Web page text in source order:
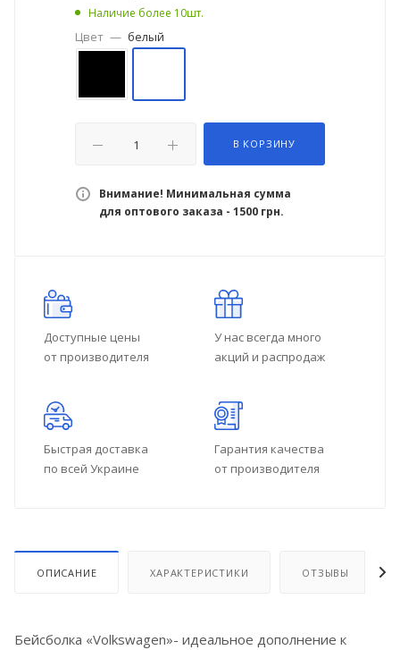
Наличие более 10шт.
Цвет — белый
В КОРЗИНУ
Внимание! Минимальная сумма
для оптового заказа - 1500 грн.
Доступные цены
от производителя
У нас всегда много
акций и распродаж
Быстрая доставка
по всей Украине
Гарантия качества
от производителя
ОПИСАНИЕ ХАРАКТЕРИСТИКИ ОТЗЫВЫ
Бейсболка «Volkswagen»- идеальное дополнение к